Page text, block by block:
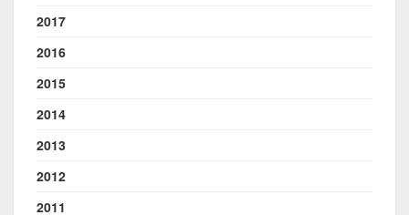
2017
2016
2015
2014
2013
2012
2011